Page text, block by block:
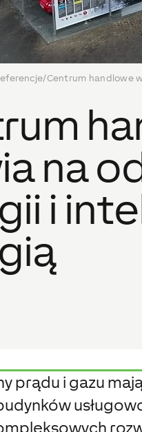
/Centrum handlowe
na
i
prądu i gazu